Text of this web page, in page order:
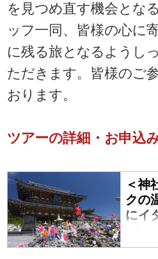
を見つめ直す機会とな
ッフ一同、皆様の心に
に残る旅となるようし
ただきます。皆様のご
おります。
ツアーの詳細・お申込
＜神
クの
にイ
ガ
間』